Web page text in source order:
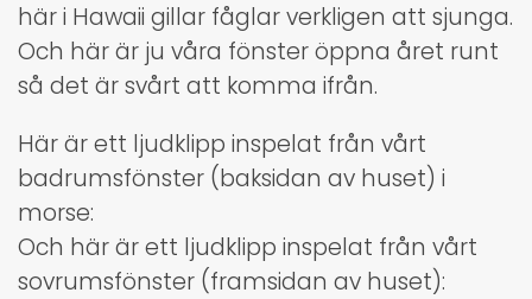
här i Hawaii gillar fåglar verkligen att sjunga.
Och här är ju våra fönster öppna året runt
så det är svårt att komma ifrån.
Här är ett ljudklipp inspelat från vårt
badrumsfönster (baksidan av huset) i
morse:
Och här är ett ljudklipp inspelat från vårt
sovrumsfönster (framsidan av huset):